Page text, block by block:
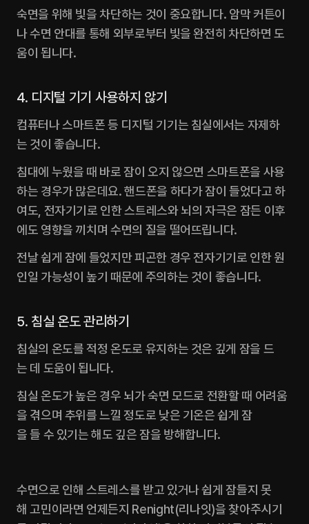
숙면을 위해 빛을 차단하는 것이 중요합니다. 암막 커튼이
나 수면 안대를 통해 외부로부터 빛을 완전히 차단하면 도
움이 됩니다.
4. 디지털 기기 사용하지 않기
컴퓨터나 스마트폰 등 디지털 기기는 침실에서는 자제하
는 것이 좋습니다.‍
침대에 누웠을 때 바로 잠이 오지 않으면 스마트폰을 사용
하는 경우가 많은데요. 핸드폰을 하다가 잠이 들었다고 하
여도, 전자기기로 인한 스트레스와 뇌의 자극은 잠든 이후
에도 영향을 끼치며 수면의 질을 떨어뜨립니다.
전날 쉽게 잠에 들었지만 피곤한 경우 전자기기로 인한 원
인일 가능성이 높기 때문에 주의하는 것이 좋습니다.
5. 침실 온도 관리하기
침실의 온도를 적정 온도로 유지하는 것은 깊게 잠을 드
는 데 도움이 됩니다.
침실 온도가 높은 경우 뇌가 숙면 모드로 전환할 때 어려움
을 겪으며 추위를 느낄 정도로 낮은 기온은 쉽게 잠
을 들 수 있기는 해도 깊은 잠을 방해합니다.
수면으로 인해 스트레스를 받고 있거나 쉽게 잠들지 못
해 고민이라면 언제든지 Renight(리나잇)을 찾아주시기